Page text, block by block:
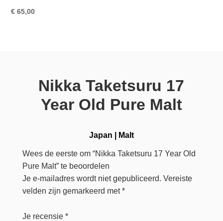
€ 65,00
Nikka Taketsuru 17
Year Old Pure Malt
Japan Malt
Wees de eerste om “Nikka Taketsuru 17 Year Old
Pure Malt” te beoordelen
Je e-mailadres wordt niet gepubliceerd. Vereiste
velden zijn gemarkeerd met*
Je recensie *